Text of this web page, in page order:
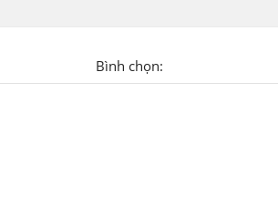
Bình chọn: